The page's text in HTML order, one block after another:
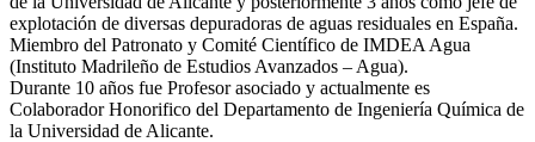
explotación de diversas depuradoras de aguas residuales en España.
Miembro del Patronato y Comité Científico de IMDEA Agua
(Instituto Madrileño de Estudios Avanzados – Agua).
Durante 10 años fue Profesor asociado y actualmente es
Colaborador Honorifico del Departamento de Ingeniería Química de
la Universidad de Alicante.